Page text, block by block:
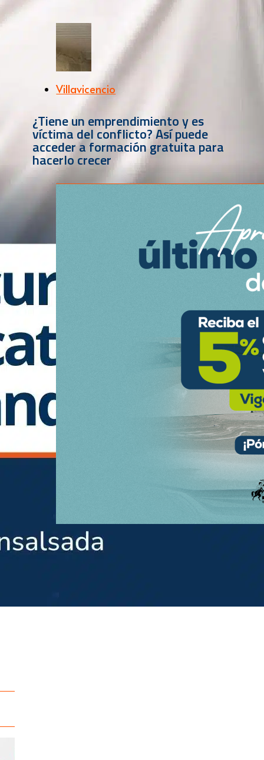
Villavicencio
¿Tiene un emprendimiento y es
víctima del conflicto? Así puede
acceder a formación gratuita para
hacerlo crecer